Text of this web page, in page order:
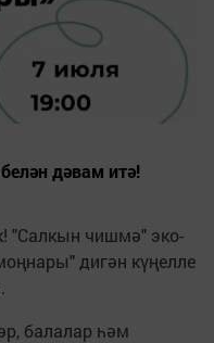
дәвам итә!
"Салкын чишмә" эко-
дигән күңелле
балалар һәм